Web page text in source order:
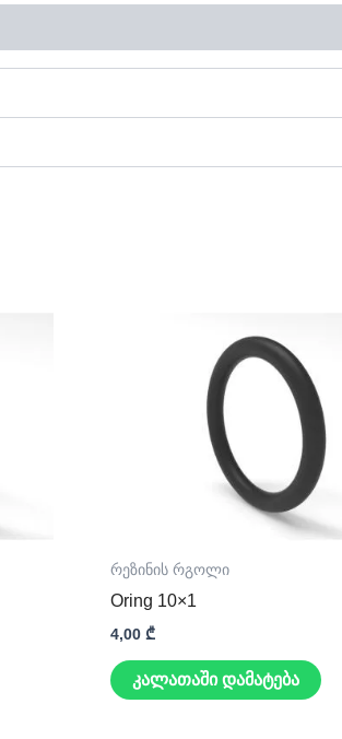
რეზინის რგოლი
Oring 10×1
4,00 ₾
კალათაში დამატება